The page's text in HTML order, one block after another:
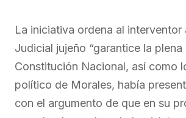
La iniciativa ordena al
Judicial jujeño “garantice la
Constitución Nacional, así como
político de Morales, había
con el argumento de que en su